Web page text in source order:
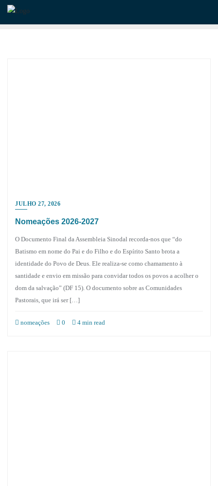
Skip
JULHO 27, 2026
Nomeações 2026-2027
O Documento Final da Assembleia Sinodal recorda-nos que “do
Batismo em nome do Pai e do Filho e do Espírito Santo brota a
identidade do Povo de Deus. Ele realiza-se como chamamento à
santidade e envio em missão para convidar todos os povos a acolher o
dom da salvação” (DF 15). O documento sobre as Comunidades
Pastorais, que irá ser […]
nomeações 0 4 min read